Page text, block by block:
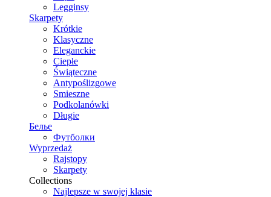
Legginsy
Skarpety
Krótkie
Klasyczne
Eleganckie
Ciepłe
Świąteczne
Antypoślizgowe
Smieszne
Podkolanówki
Długie
Белье
Футболки
Wyprzedaż
Rajstopy
Skarpety
Collections
Najlepsze w swojej klasie